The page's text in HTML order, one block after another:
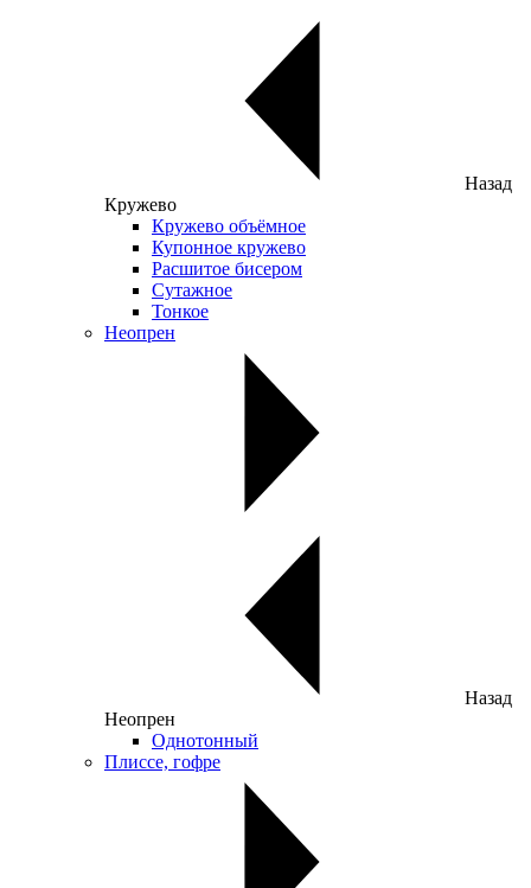
Назад
Кружево
Кружево объёмное
Купонное кружево
Расшитое бисером
Сутажное
Тонкое
Неопрен
Назад
Неопрен
Однотонный
Плиссе, гофре